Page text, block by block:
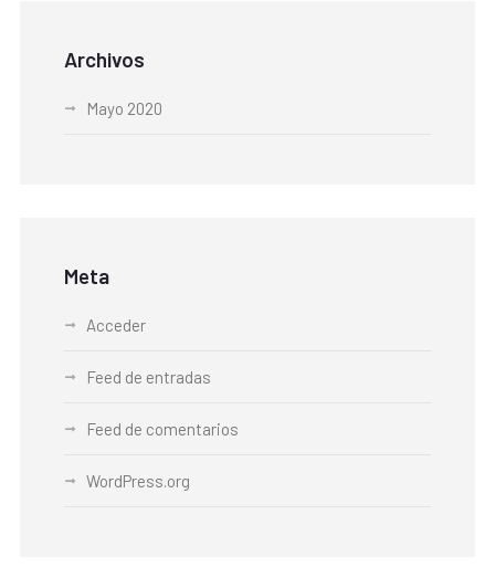
Archivos
Mayo 2020
Meta
Acceder
Feed de entradas
Feed de comentarios
WordPress.org